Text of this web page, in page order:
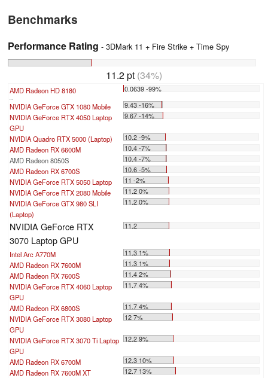
Benchmarks
Performance Rating - 3DMark 11 + Fire Strike + Time Spy
11.2 pt (34%)
AMD Radeon HD 8180 0.0639 -99%
NVIDIA GeForce GTX 1080 Mobile
9.43 -16%
NVIDIA GeForce RTX 4050 Laptop
GPU
9.67 -14%
NVIDIA Quadro RTX 5000 (Laptop)
10.2 -9%
AMD Radeon RX 6600M
10.4 -7%
AMD Radeon 8050S
10.4 -7%
AMD Radeon RX 6700S
10.6 -5%
NVIDIA GeForce RTX 5050 Laptop
11 -2%
NVIDIA GeForce RTX 2080 Mobile
11.2 0%
NVIDIA GeForce GTX 980 SLI
(Laptop)
11.2 0%
NVIDIA GeForce RTX
3070 Laptop GPU
11.2
Intel Arc A770M
11.3 1%
AMD Radeon RX 7600M
11.3 1%
AMD Radeon RX 7600S
11.4 2%
NVIDIA GeForce RTX 4060 Laptop
GPU
11.7 4%
AMD Radeon RX 6800S
11.7 4%
NVIDIA GeForce RTX 3080 Laptop
GPU
12 7%
NVIDIA GeForce RTX 3070 Ti Laptop
GPU
12.2 9%
AMD Radeon RX 6700M
12.3 10%
AMD Radeon RX 7600M XT
12.7 13%